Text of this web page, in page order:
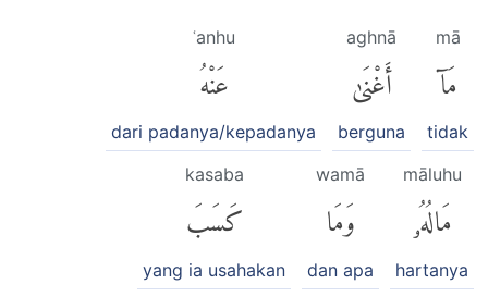
mā
مَآ
tidak
aghnā
أَغْنَىٰ
berguna
ʿanhu
عَنْهُ
dari padanya/kepadanya
māluhu
مَالُهُۥ
hartanya
wamā
وَمَا
dan apa
kasaba
كَسَبَ
yang ia usahakan